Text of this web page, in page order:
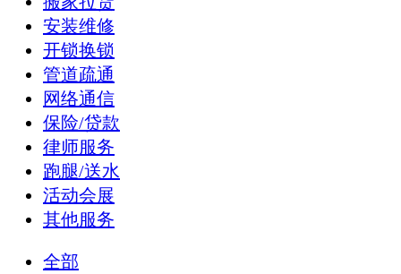
安装维修
开锁换锁
管道疏通
网络通信
保险/贷款
律师服务
跑腿/送水
活动会展
其他服务
全部